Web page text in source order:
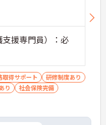
援専門員）：必
取得サポート
研修制度あり
り
社会保険完備